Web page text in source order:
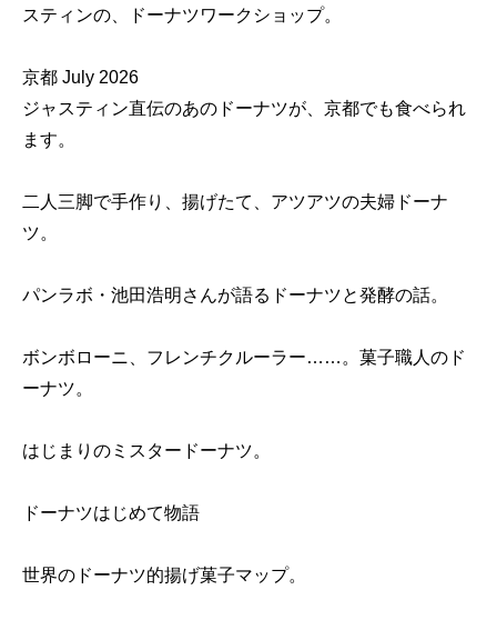
スティンの、ドーナツワークショップ。
京都 July 2026
ジャスティン直伝のあのドーナツが、京都でも食べられ
ます。
二人三脚で手作り、揚げたて、アツアツの夫婦ドーナ
ツ。
パンラボ・池田浩明さんが語るドーナツと発酵の話。
ボンボローニ、フレンチクルーラー……。菓子職人のド
ーナツ。
はじまりのミスタードーナツ。
ドーナツはじめて物語
世界のドーナツ的揚げ菓子マップ。